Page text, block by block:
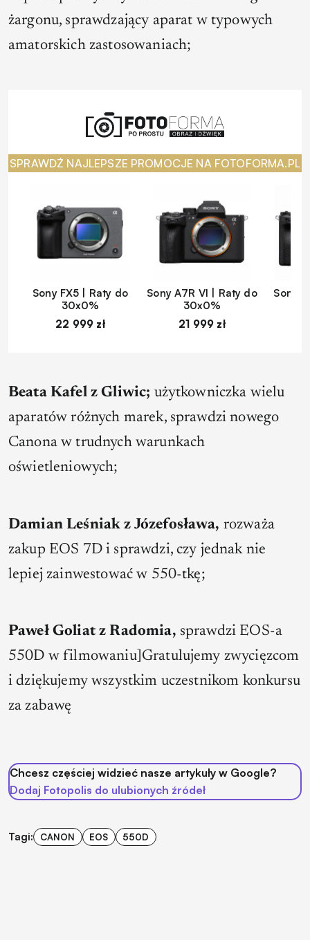
żargonu, sprawdzający aparat w typowych
amatorskich zastosowaniach;
SPRAWDŹ NAJLEPSZE PROMOCJE NA FOTOFORMA.PL
Sony FX5 | Raty do
30x0%
22 999 zł
Sony A7R VI | Raty do
30x0%
21 999 zł
Sony
Beata Kafel z Gliwic; użytkowniczka wielu
aparatów różnych marek, sprawdzi nowego
Canona w trudnych warunkach
oświetleniowych;
Damian Leśniak z Józefosława, rozważa
zakup EOS 7D i sprawdzi, czy jednak nie
lepiej zainwestować w 550-tkę;
Paweł Goliat z Radomia, sprawdzi EOS-a
550D w filmowaniu]Gratulujemy zwycięzcom
i dziękujemy wszystkim uczestnikom konkursu
za zabawę
Chcesz częściej widzieć nasze artykuły w Google?
Dodaj Fotopolis do ulubionych źródeł
Tagi: CANON EOS 550D